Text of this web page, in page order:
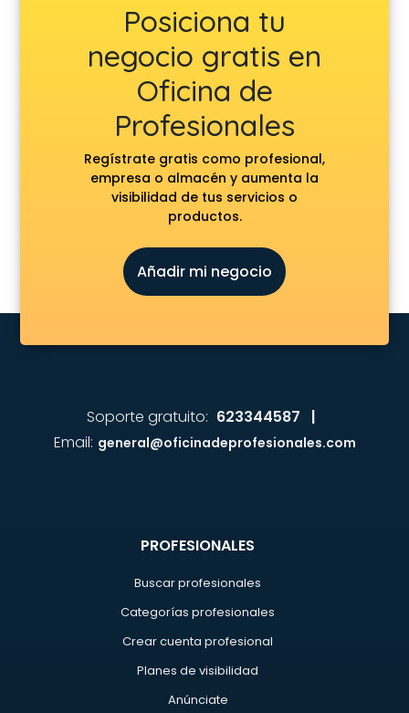
Posiciona tu
negocio gratis en
Oficina de
Profesionales
Regístrate gratis como profesional,
empresa o almacén y aumenta la
visibilidad de tus servicios o
productos.
Añadir mi negocio
Soporte gratuito: 623344587 |
Email: general@oficinadeprofesionales.com
PROFESIONALES
Buscar profesionales
Categorías profesionales
Crear cuenta profesional
Planes de visibilidad
Anúnciate